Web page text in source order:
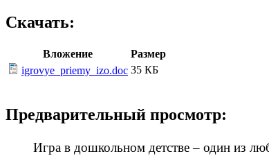
Скачать:
Вложение
Размер
igrovye_priemy_izo.doc 35 КБ
Предварительный просмотр:
Игра в дошкольном детстве – один из